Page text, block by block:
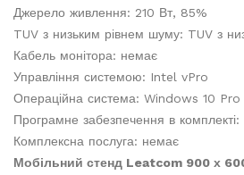
Джерело живлення: 210 Вт, 85%
TUV з низьким рівнем шуму: TUV з
Кабель монітора: немає
Управління системою: Intel vPro
Операційна система: Windows 10
Програмне забезпечення в
Комплексна послуга: немає
Мобільний стенд Leatcom 900 х